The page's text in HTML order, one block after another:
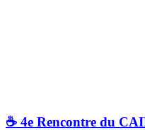
☕ 4e Rencontre du